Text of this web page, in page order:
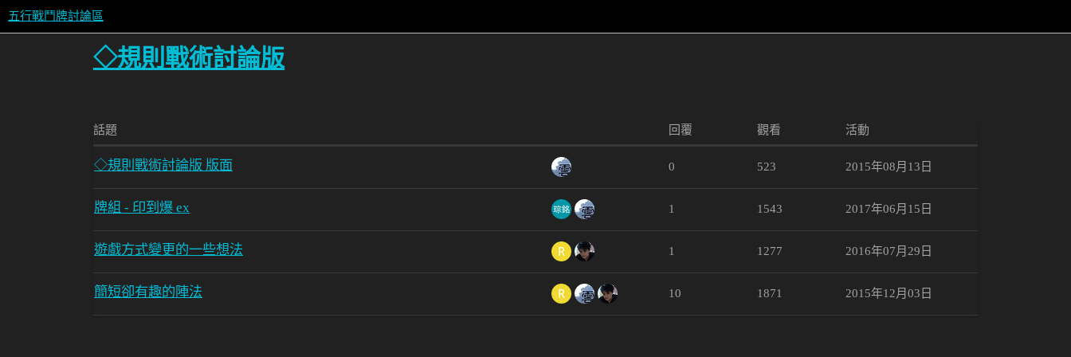
五行戰鬥牌討論區
◇規則戰術討論版
話題 回覆 觀看 活動
◇規則戰術討論版 版面 0 523 2015年08月13日
牌組 - 印到爆 ex 1 1543 2017年06月15日
遊戲方式變更的一些想法 1 1277 2016年07月29日
簡短卻有趣的陣法 10 1871 2015年12月03日